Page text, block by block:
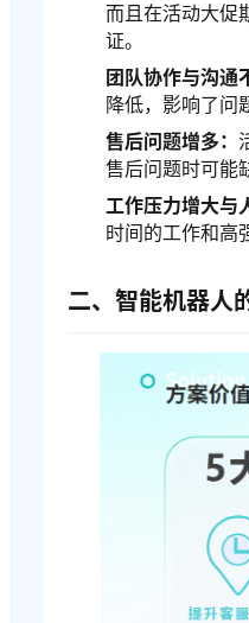
而且在活动大促
证。
团队协作与沟通
降低，影响了问
售后问题增多：
售后问题时可能
工作压力增大与
时间的工作和高
二、智能机器人